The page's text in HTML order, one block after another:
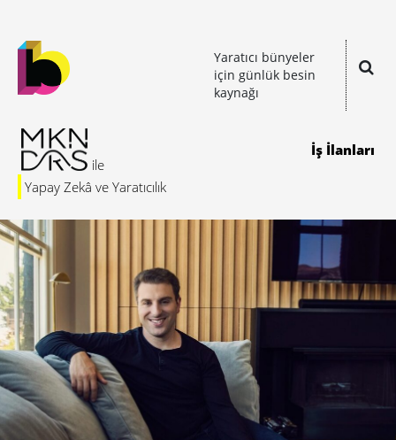
Yaratıcı bünyeler
için günlük besin
kaynağı
Yapay Zekâ ve Yaratıcılık
İş İlanları